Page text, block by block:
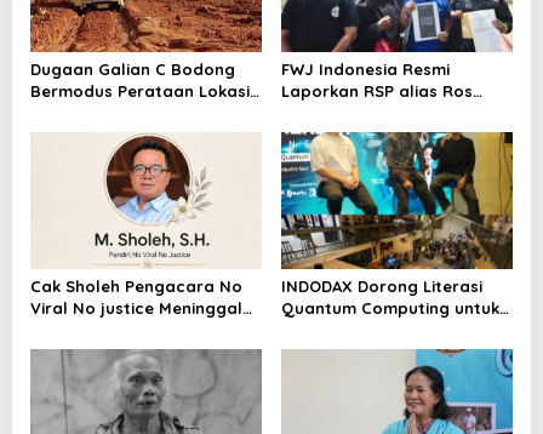
Dugaan Galian C Bodong
Bermodus Perataan Lokasi
Riau Akan Tinjauan Lokasi
FWJ Indonesia Resmi
Laporkan RSP alias Ros
Cak Sholeh Pengacara No
Viral No justice Meninggal
INDODAX Dorong Literasi
Quantum Computing untuk
Blockchain